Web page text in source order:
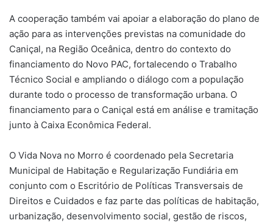
A cooperação também vai apoiar a elaboração do plano de
ação para as intervenções previstas na comunidade do
Caniçal, na Região Oceânica, dentro do contexto do
financiamento do Novo PAC, fortalecendo o Trabalho
Técnico Social e ampliando o diálogo com a população
durante todo o processo de transformação urbana. O
financiamento para o Caniçal está em análise e tramitação
junto à Caixa Econômica Federal.
O Vida Nova no Morro é coordenado pela Secretaria
Municipal de Habitação e Regularização Fundiária em
conjunto com o Escritório de Políticas Transversais de
Direitos e Cuidados e faz parte das políticas de habitação,
urbanização, desenvolvimento social, gestão de riscos,